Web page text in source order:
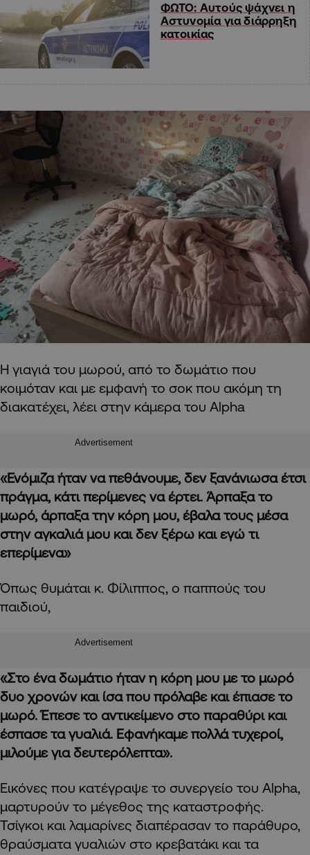
ΦΩΤΟ: Αυτούς ψάχνει η
Αστυνομία για διάρρηξη
κατοικίας
Η γιαγιά του μωρού, από το δωμάτιο που
κοιμόταν και με εμφανή το σοκ που ακόμη τη
διακατέχει, λέει στην κάμερα του Alpha
Advertisement
«Ενόμιζα ήταν να πεθάνουμε, δεν ξανάνιωσα έτσι
πράγμα, κάτι περίμενες να έρτει. Άρπαξα το
μωρό, άρπαξα την κόρη μου, έβαλα τους μέσα
στην αγκαλιά μου και δεν ξέρω και εγώ τι
επερίμενα»
Όπως θυμάται κ. Φίλιππος, ο παππούς του
παιδιού,
Advertisement
«Στο ένα δωμάτιο ήταν η κόρη μου με το μωρό
δυο χρονών και ίσα που πρόλαβε και έπιασε το
μωρό. Έπεσε το αντικείμενο στο παραθύρι και
έσπασε τα γυαλιά. Εφανήκαμε πολλά τυχεροί,
μιλούμε για δευτερόλεπτα».
Εικόνες που κατέγραψε το συνεργείο του Alpha,
μαρτυρούν το μέγεθος της καταστροφής.
Τσίγκοι και λαμαρίνες διαπέρασαν το παράθυρο,
θραύσματα γυαλιών στο κρεβατάκι και τα